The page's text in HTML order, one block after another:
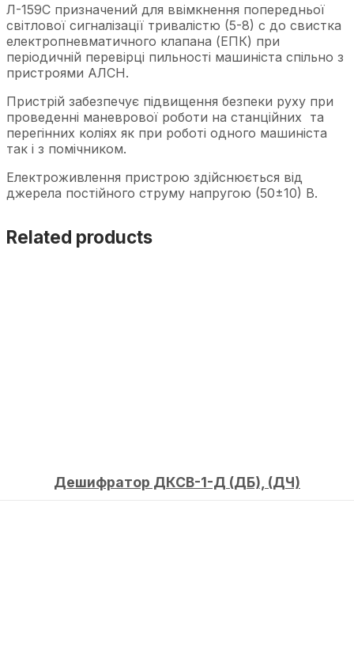
Л-159С призначений для ввімкнення попередньої
світлової сигналізації тривалістю (5-8) с до свистка
електропневматичного клапана (ЕПК) при
періодичній перевірці пильності машиніста спільно з
пристроями АЛСН.
Пристрій забезпечує підвищення безпеки руху при
проведенні маневрової роботи на станційних та
перегінних коліях як при роботі одного машиніста
так і з помічником.
Електроживлення пристрою здійснюється від
джерела постійного струму напругою (50±10) В.
Related products
Дешифратор ДКСВ-1-Д (ДБ), (ДЧ)